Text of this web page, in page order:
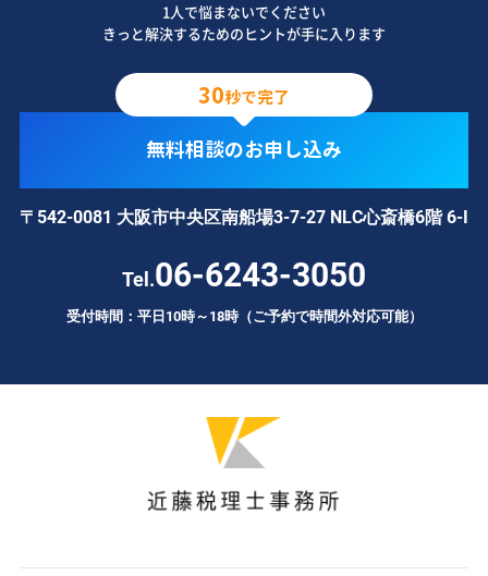
1人で悩まないでください
きっと解決するためのヒントが手に入ります
30秒で完了
無料相談のお申し込み
〒542-0081 大阪市中央区南船場3-7-27 NLC心斎橋6階 6-I
Tel.06-6243-3050
受付時間：平日10時～18時（ご予約で時間外対応可能）